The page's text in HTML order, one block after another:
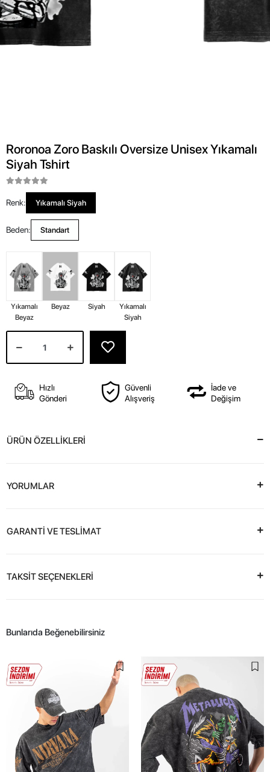
Roronoa Zoro Baskılı Oversize Unisex Yıkamalı
Siyah Tshirt
Renk: Yıkamalı Siyah
Beden: Standart
Yıkamalı
Beyaz
Beyaz Siyah
Yıkamalı
Siyah
Hızlı
Gönderi
Güvenli
Alışveriş
İade ve
Değişim
ÜRÜN ÖZELLİKLERİ
YORUMLAR
GARANTİ VE TESLİMAT
TAKSİT SEÇENEKLERİ
Bunlarıda Beğenebilirsiniz